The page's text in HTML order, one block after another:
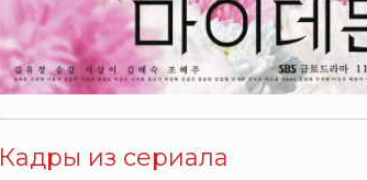
Кадры из сериала